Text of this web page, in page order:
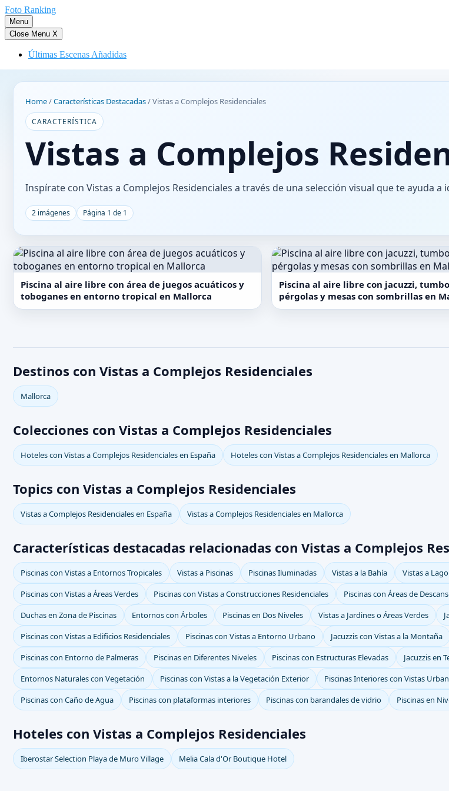
Saltar
al
contenido
Foto Ranking
Menu
Close Menu X
Últimas Escenas Añadidas
Home/Características Destacadas/Vistas a Complejos Residenciales
CARACTERÍSTICA
Vistas a Complejos
Inspírate con Vistas a Complejos Residenciales a través de una selección visual que te ayuda
2 imágenes Página 1 de 1
Piscina al aire libre con área de juegos acuáticos y
toboganes en entorno tropical en Mallorca
Piscina al aire libre con jacuzzi,
pérgolas y mesas con sombrillas en
Destinos con Vistas a Complejos Residenciales
Mallorca
Colecciones con Vistas a Complejos Residenciales
Hoteles con Vistas a Complejos Residenciales en España Hoteles con Vistas a Complejos Residenciales en Mallorca
Topics con Vistas a Complejos Residenciales
Vistas a Complejos Residenciales en España Vistas a Complejos Residenciales en Mallorca
Características destacadas relacionadas con Vistas a Complejos
Piscinas con Vistas a Entornos Tropicales Vistas a Piscinas Piscinas Iluminadas Vistas a la Bahía Vistas a
Piscinas con Vistas a Áreas Verdes
Piscinas con Vistas a Construcciones Residenciales Piscinas con Áreas de
Duchas en Zona de Piscinas
Entornos con Árboles Piscinas en Dos Niveles Vistas a Jardines o Áreas Verdes
Piscinas con Vistas a Edificios Residenciales
Piscinas con Vistas a Entorno Urbano Jacuzzis con Vistas a la Montaña
Piscinas con Entorno de Palmeras
Piscinas en Diferentes Niveles Piscinas con Estructuras Elevadas Jacuzzis en
Entornos Naturales con Vegetación
Piscinas con Vistas a la Vegetación Exterior Piscinas Interiores con Vistas
Piscinas con Caño de Agua
Piscinas con plataformas interiores Piscinas con barandales de vidrio Piscinas en
Hoteles con Vistas a Complejos Residenciales
Iberostar Selection Playa de Muro Village Melia Cala d'Or Boutique Hotel